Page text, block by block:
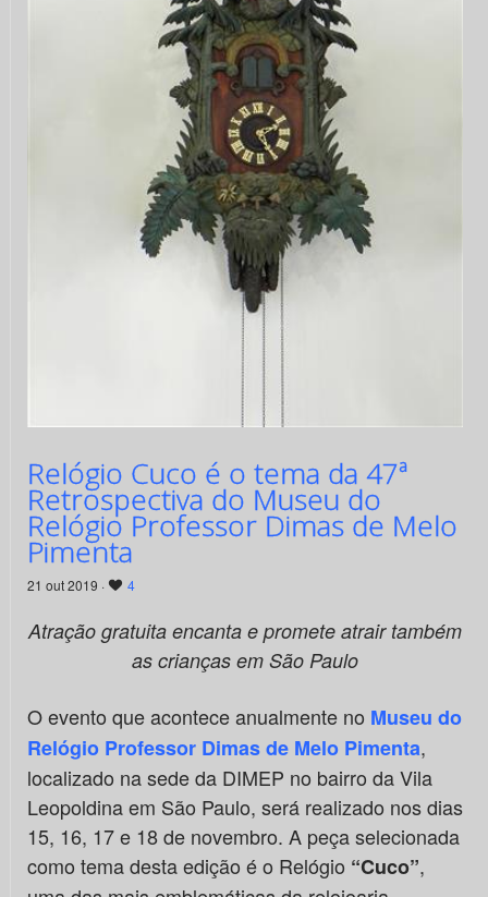
Relógio Cuco é o tema da 47ª
Retrospectiva do Museu do
Relógio Professor Dimas de Melo
Pimenta
21 out 2019 · 4
Atração gratuita encanta e promete atrair também
as crianças em São Paulo
O evento que acontece anualmente no Museu do
Relógio Professor Dimas de Melo Pimenta,
localizado na sede da DIMEP no bairro da Vila
Leopoldina em São Paulo, será realizado nos dias
15, 16, 17 e 18 de novembro. A peça selecionada
como tema desta edição é o Relógio “Cuco”,